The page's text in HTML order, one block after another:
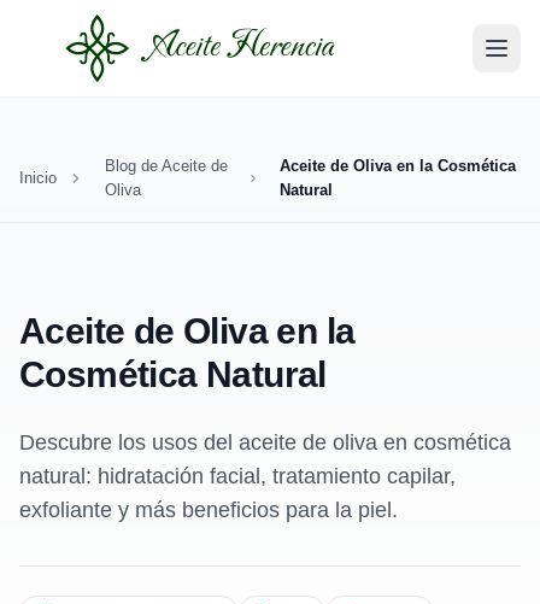
Inicio
Blog de Aceite de
Oliva
Aceite de Oliva en la Cosmética
Natural
Aceite de Oliva en la
Cosmética Natural
Descubre los usos del aceite de oliva en cosmética
natural: hidratación facial, tratamiento capilar,
exfoliante y más beneficios para la piel.